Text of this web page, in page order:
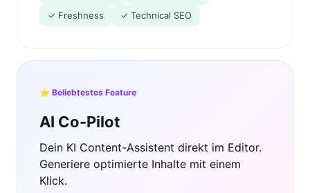
✓ Freshness
✓ Technical SEO
⭐ Beliebtestes Feature
AI Co-Pilot
Dein KI Content-Assistent direkt im Editor.
Generiere optimierte Inhalte mit einem
Klick.